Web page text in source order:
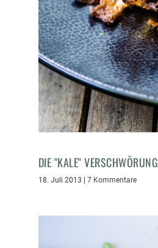
DIE "KALE" VERSCHWÖRUNG
18. Juli 2013 | 7 Kommentare